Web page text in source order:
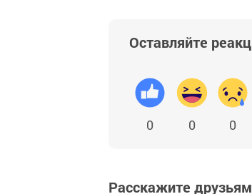
Оставляйте
0 0 0
Расскажите друзьям